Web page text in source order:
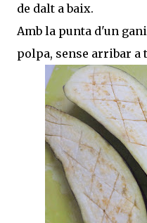
de dalt a baix.
Amb la punta d'un
polpa, sense arribar a